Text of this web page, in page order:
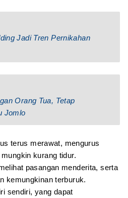
Jadi Tren Pernikahan
Orang Tua, Tetap
Jomlo
terus merawat, mengurus
kurang tidur.
pasangan menderita, serta
kemungkinan terburuk.
sendiri, yang dapat